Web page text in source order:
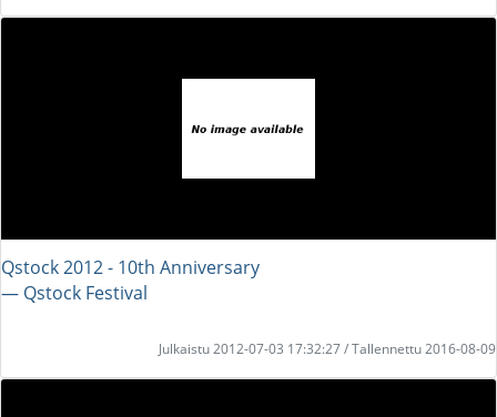
Qstock 2012 - 10th Anniversary
― Qstock Festival
Julkaistu 2012-07-03 17:32:27 / Tallennettu 2016-08-09